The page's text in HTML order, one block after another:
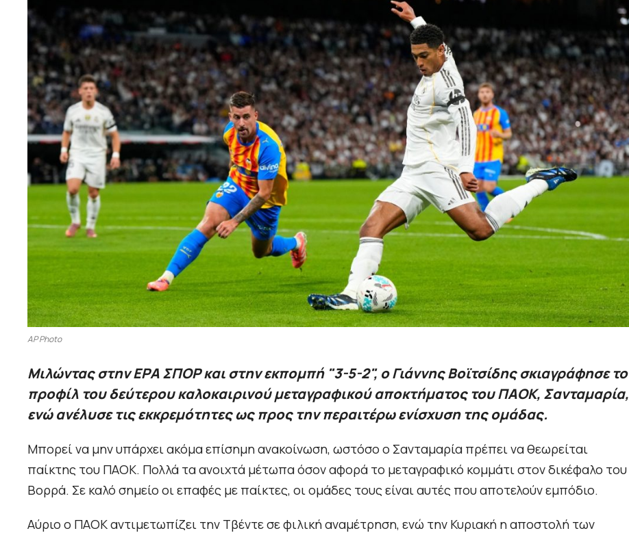
AP Photo
Μιλώντας στην ΕΡΑ ΣΠΟΡ και στην εκπομπή "3-5-2", ο Γιάννης Βοϊτσίδης σκιαγράφησε το
προφίλ του δεύτερου καλοκαιρινού μεταγραφικού αποκτήματος του ΠΑΟΚ, Σανταμαρία,
ενώ ανέλυσε τις εκκρεμότητες ως προς την περαιτέρω ενίσχυση της ομάδας.
Μπορεί να μην υπάρχει ακόμα επίσημη ανακοίνωση, ωστόσο ο Σανταμαρία πρέπει να θεωρείται
παίκτης του ΠΑΟΚ. Πολλά τα ανοιχτά μέτωπα όσον αφορά το μεταγραφικό κομμάτι στον δικέφαλο του
Βορρά. Σε καλό σημείο οι επαφές με παίκτες, οι ομάδες τους είναι αυτές που αποτελούν εμπόδιο.
Αύριο ο ΠΑΟΚ αντιμετωπίζει την Τβέντε σε φιλική αναμέτρηση, ενώ την Κυριακή η αποστολή των